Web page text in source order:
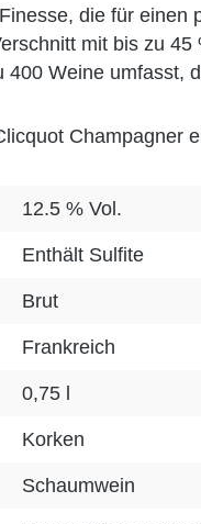
die für einen
mit bis zu
400 Weine umfasst,
Champagner
12.5 % Vol.
Enthält Sulfite
Brut
Frankreich
0,75 l
Korken
Schaumwein